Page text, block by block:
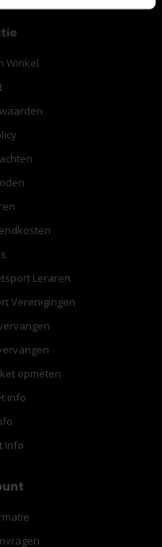
Winkel
Leraren
Verenigingen
opmeten
info
Info